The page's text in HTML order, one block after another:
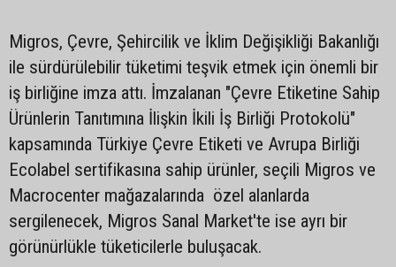
Migros, Çevre, Şehircilik ve İklim Değişikliği Bakanlığı
ile sürdürülebilir tüketimi teşvik etmek için önemli bir
iş birliğine imza attı. İmzalanan "Çevre Etiketine Sahip
Ürünlerin Tanıtımına İlişkin İkili İş Birliği Protokolü"
kapsamında Türkiye Çevre Etiketi ve Avrupa Birliği
Ecolabel sertifikasına sahip ürünler, seçili Migros ve
Macrocenter mağazalarında özel alanlarda
sergilenecek, Migros Sanal Market'te ise ayrı bir
görünürlükle tüketicilerle buluşacak.